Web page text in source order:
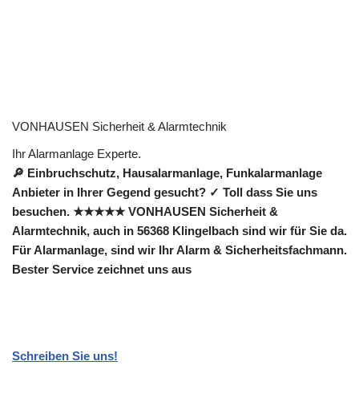
VONHAUSEN Sicherheit & Alarmtechnik
Ihr Alarmanlage Experte.
🔎 Einbruchschutz, Hausalarmanlage, Funkalarmanlage
Anbieter in Ihrer Gegend gesucht? ✓ Toll dass Sie uns
besuchen. ★★★★★ VONHAUSEN Sicherheit &
Alarmtechnik, auch in 56368 Klingelbach sind wir für Sie da.
Für Alarmanlage, sind wir Ihr Alarm & Sicherheitsfachmann.
Bester Service zeichnet uns aus
Schreiben Sie uns!